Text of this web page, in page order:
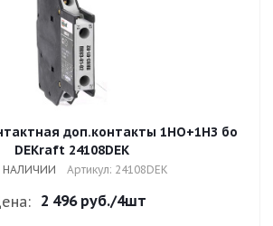
доп.контакты 1НО+1НЗ бо
DEKraft 24108DEK
НАЛИЧИИ Артикул: 24108DEK
2 496 руб./4шт